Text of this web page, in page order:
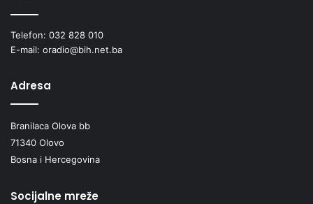
Telefon: 032 828 010
E-mail: oradio@bih.net.ba
Adresa
Branilaca Olova bb
71340 Olovo
Bosna i Hercegovina
Socijalne mreže